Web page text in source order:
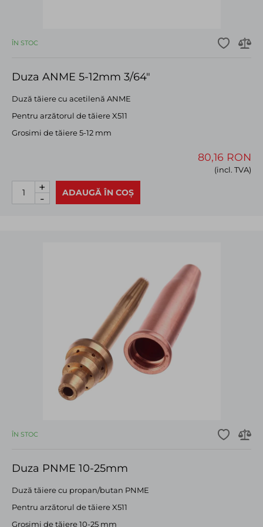
ÎN STOC
Duza ANME 5-12mm 3/64"
Duză tăiere cu acetilenă ANME
Pentru arzătorul de tăiere X511
Grosimi de tăiere 5-12 mm
80,16 RON
(incl. TVA)
ADAUGĂ ÎN COȘ
+
-
ÎN STOC
Duza PNME 10-25mm
Duză tăiere cu propan/butan PNME
Pentru arzătorul de tăiere X511
Grosimi de tăiere 10-25 mm